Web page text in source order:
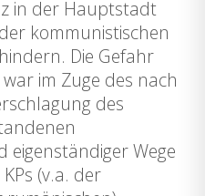
in der Hauptstadt
kommunistischen
Die Gefahr
im Zuge des nach
des
Wege
(v.a. der